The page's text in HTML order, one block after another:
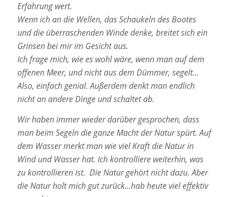
Erfahrung wert.
Wenn ich an die Wellen, das Schaukeln des Bootes
und die überraschenden Winde denke, breitet sich ein
Grinsen bei mir im Gesicht aus.
Ich frage mich, wie es wohl wäre, wenn man auf dem
offenen Meer, und nicht aus dem Dümmer, segelt…
Also, einfach genial. Außerdem denkt man endlich
nicht an andere Dinge und schaltet ab.
Wir haben immer wieder darüber gesprochen, dass
man beim Segeln die ganze Macht der Natur spürt. Auf
dem Wasser merkt man wie viel Kraft die Natur in
Wind und Wasser hat. Ich kontrolliere weiterhin, was
zu kontrollieren ist. Die Natur gehört nicht dazu. Aber
die Natur holt mich gut zurück…hab heute viel effektiv